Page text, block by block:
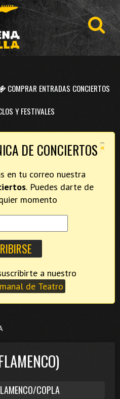
COMPRAR ENTRADAS CONCIERTOS
Y FESTIVALES
×
DE CONCIERTOS
en tu correo nuestra
. Puedes darte de
momento
de Teatro
COPLA